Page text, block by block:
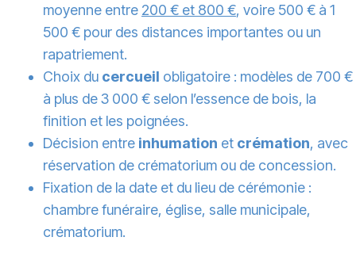
moyenne entre 200 € et 800 €, voire 500 € à 1
500 € pour des distances importantes ou un
rapatriement.
Choix du cercueil obligatoire : modèles de 700 €
à plus de 3 000 € selon l’essence de bois, la
finition et les poignées.
Décision entre inhumation et crémation, avec
réservation de crématorium ou de concession.
Fixation de la date et du lieu de cérémonie :
chambre funéraire, église, salle municipale,
crématorium.